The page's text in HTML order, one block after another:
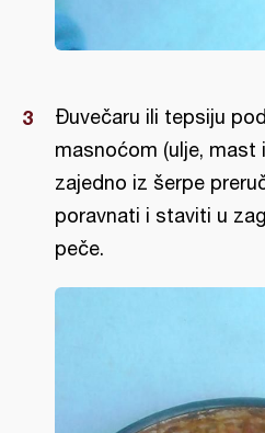
Đuvečaru ili tepsiju
masnoćom (ulje, mast
zajedno iz šerpe
poravnati i staviti u
peče.